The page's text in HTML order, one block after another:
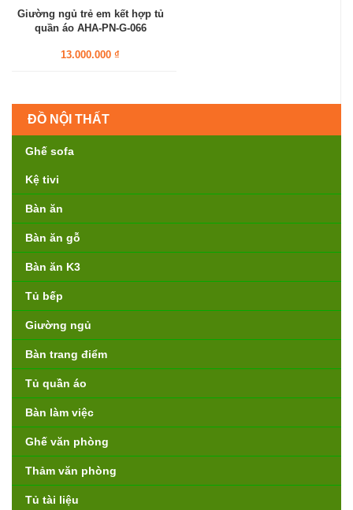
Giường ngủ trẻ em kết hợp tủ
quần áo AHA-PN-G-066
13.000.000 ₫
ĐỒ NỘI THẤT
Ghế sofa
Kệ tivi
Bàn ăn
Bàn ăn gỗ
Bàn ăn K3
Tủ bếp
Giường ngủ
Bàn trang điểm
Tủ quần áo
Bàn làm việc
Ghế văn phòng
Thảm văn phòng
Tủ tài liệu